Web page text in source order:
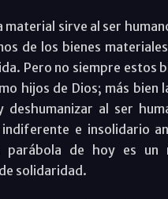
material sirve al ser
de los bienes
Pero no siempre estos
hijos de Dios; más bien
deshumanizar al ser
indiferente e insolidario
parábola de hoy es un
solidaridad.